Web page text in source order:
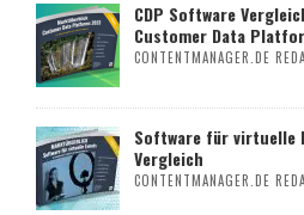
CDP Software
Customer Data
CONTENTMANAGER.DE
Software für virtuelle
Vergleich
CONTENTMANAGER.DE